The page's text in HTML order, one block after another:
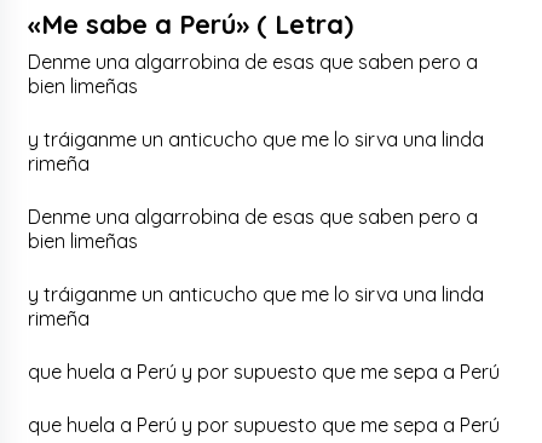
«Me sabe a Perú» ( Letra)
Denme una algarrobina de esas que saben pero a
bien limeñas
y tráiganme un anticucho que me lo sirva una linda
rimeña
Denme una algarrobina de esas que saben pero a
bien limeñas
y tráiganme un anticucho que me lo sirva una linda
rimeña
que huela a Perú y por supuesto que me sepa a Perú
que huela a Perú y por supuesto que me sepa a Perú